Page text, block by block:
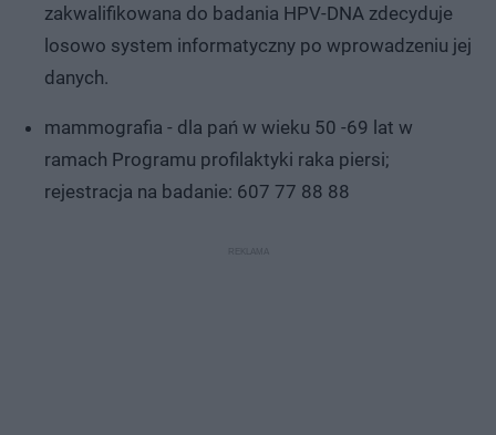
zakwalifikowana do badania HPV-DNA zdecyduje
losowo system informatyczny po wprowadzeniu jej
danych.
mammografia - dla pań w wieku 50 -69 lat w
ramach Programu profilaktyki raka piersi;
rejestracja na badanie: 607 77 88 88